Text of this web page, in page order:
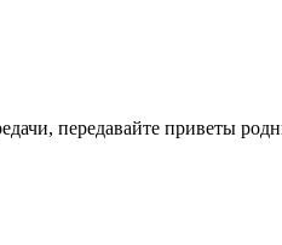
передавайте приветы